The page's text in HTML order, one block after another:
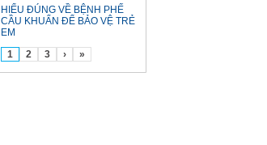
HIỂU ĐÚNG VỀ BỆNH PHẾ
CẦU KHUẨN ĐỂ BẢO VỆ TRẺ
EM
1
2 3 › »